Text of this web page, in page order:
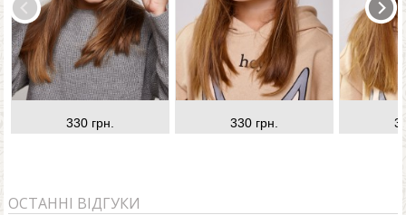
330 грн. 330 грн.
ОСТАННІ ВІДГУКИ